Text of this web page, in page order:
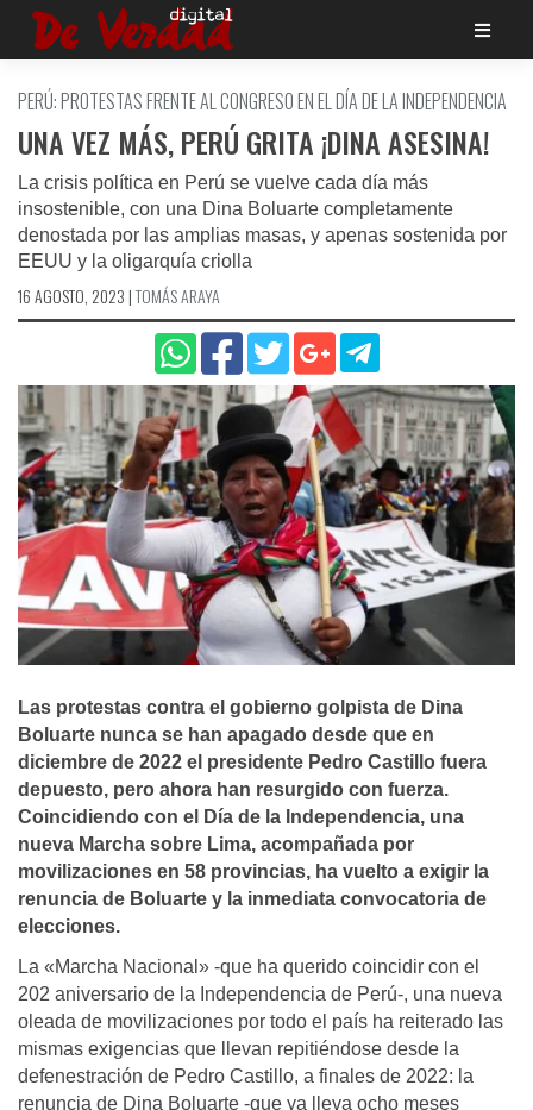
Saltar
PERÚ: PROTESTAS FRENTE AL CONGRESO EN EL DÍA DE LA INDEPENDENCIA
UNA VEZ MÁS, PERÚ GRITA ¡DINA ASESINA!
La crisis política en Perú se vuelve cada día más
insostenible, con una Dina Boluarte completamente
denostada por las amplias masas, y apenas sostenida por
EEUU y la oligarquía criolla
16 AGOSTO, 2023 |TOMÁS ARAYA
Las protestas contra el gobierno golpista de Dina
Boluarte nunca se han apagado desde que en
diciembre de 2022 el presidente Pedro Castillo fuera
depuesto, pero ahora han resurgido con fuerza.
Coincidiendo con el Día de la Independencia, una
nueva Marcha sobre Lima, acompañada por
movilizaciones en 58 provincias, ha vuelto a exigir la
renuncia de Boluarte y la inmediata convocatoria de
elecciones.
La «Marcha Nacional» -que ha querido coincidir con el
202 aniversario de la Independencia de Perú-, una nueva
oleada de movilizaciones por todo el país ha reiterado las
mismas exigencias que llevan repitiéndose desde la
defenestración de Pedro Castillo, a finales de 2022: la
renuncia de Dina Boluarte -que ya lleva ocho meses